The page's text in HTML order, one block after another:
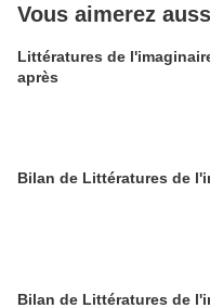
Vous aimerez
Littératures de
après
Bilan de Littératures de
Bilan de Littératures de